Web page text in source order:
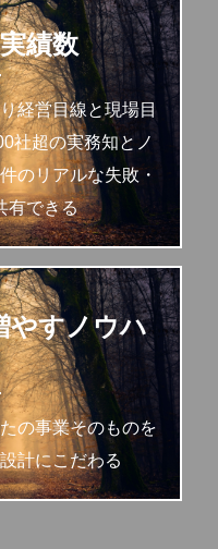
績数
経営目線と現場目
社超の実務知とノ
のリアルな失敗・
有できる
やすノウハ
の事業そのものを
計にこだわる